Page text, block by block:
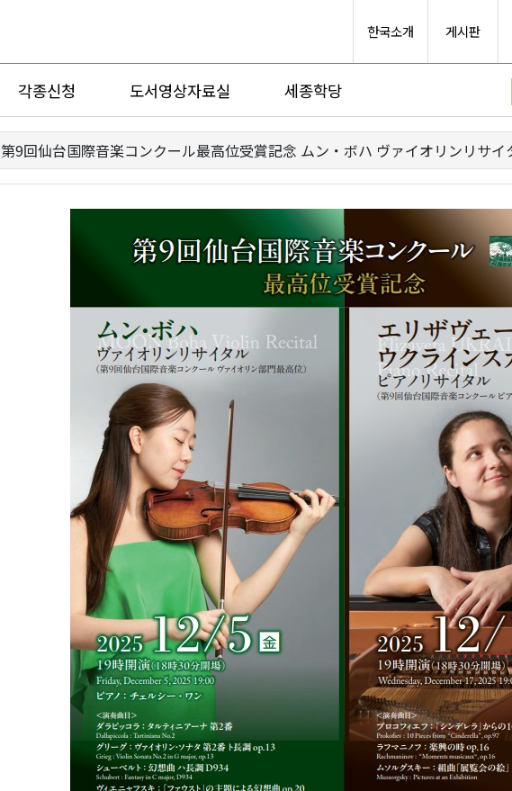
한국소개 게시판
각종신청 도서영상자료실 세종학당
第9回仙台国際音楽コンクール最高位受賞記念 ムン・ボハ ヴァイオリンリサイ